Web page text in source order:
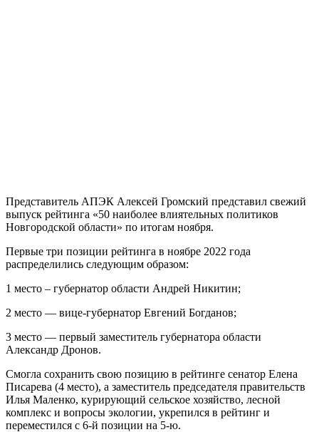
Представитель АПЭК Алексей Громский представил свежий
выпуск рейтинга «50 наиболее влиятельных политиков
Новгородской области» по итогам ноября.
Первые три позиции рейтинга в ноябре 2022 года
распределились следующим образом:
1 место – губернатор области Андрей Никитин;
2 место — вице-губернатор Евгений Богданов;
3 место — первый заместитель губернатора области
Александр Дронов.
Смогла сохранить свою позицию в рейтинге сенатор Елена
Писарева (4 место), а заместитель председателя правительств
Илья Маленко, курирующий сельское хозяйство, лесной
комплекс и вопросы экологии, укрепился в рейтинг и
переместился с 6-й позиции на 5-ю.